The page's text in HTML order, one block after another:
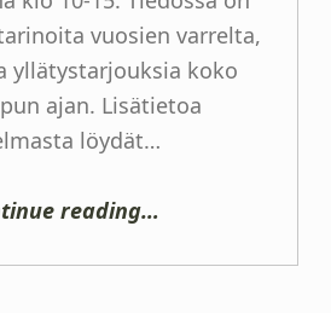
vuosien varrelta,
yllätystarjouksia koko
ajan. Lisätietoa
löydät…
reading…